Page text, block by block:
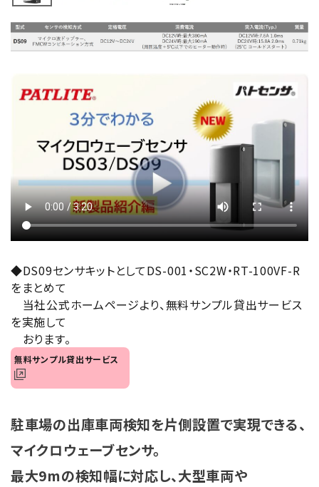
音/音声
センサ機器
散光式警光灯
オプション
補修パーツ
ガイドライン
パトライトカタログ
◆DS09センサキットとしてDS-001・SC2W・RT-100VF-R
をまとめて
当社公式ホームページより、無料サンプル貸出サービス
を実施して
おります。
無料サンプル貸出サービス
駐車場の出庫車両検知を片側設置で実現できる、
マイクロウェーブセンサ。
最大9mの検知幅に対応し、大型車両や